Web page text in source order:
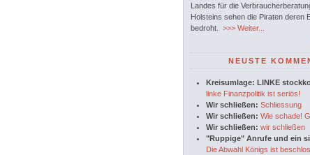
Landes für die
Holsteins sehen die Piraten deren
bedroht.
>>> Weiter...
NEUSTE
Kreisumlage: LINKE
linke Finanzpolitik ist seriös!
Wir schließen: Schliessung
Wir schließen: Wie schade!
Wir schließen: wir schließen
"Ruppige" Anrufe und ein
Die Abwahl Königs ist